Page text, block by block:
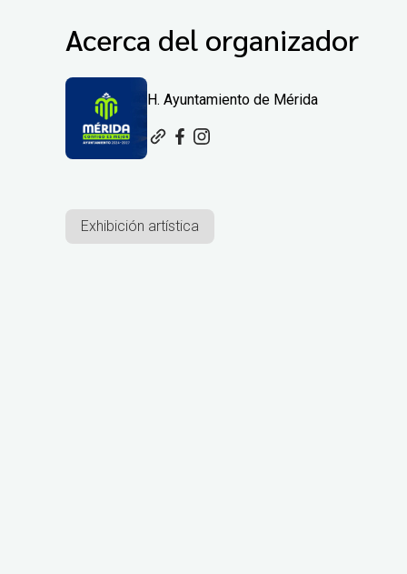
Acerca del organizador
H. Ayuntamiento de Mérida
Exhibición artística